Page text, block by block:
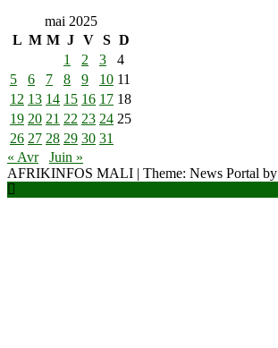
mai 2025
L M M J V S D
1
2 3
4
5
6 7 8 9 10 11
12 13 14 15 16 17 18
19 20 21 22 23 24 25
26 27 28 29 30 31
« Avr
Juin »
AFRIKINFOS MALI | Theme: News Portal by